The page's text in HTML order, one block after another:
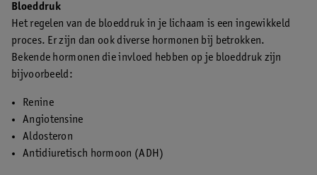
Bloeddruk
Het regelen van de bloeddruk in je lichaam is een ingewikkeld
proces. Er zijn dan ook diverse hormonen bij betrokken.
Bekende hormonen die invloed hebben op je bloeddruk zijn
bijvoorbeeld:
Renine
Angiotensine
Aldosteron
Antidiuretisch hormoon (ADH)